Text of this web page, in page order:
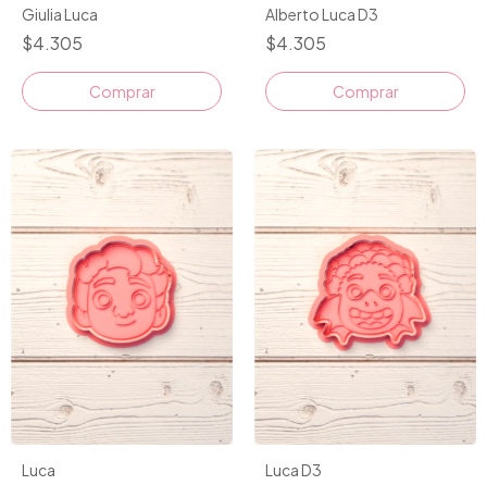
Giulia Luca
$4.305
Comprar
Alberto Luca D3
$4.305
Comprar
Luca Luca D3